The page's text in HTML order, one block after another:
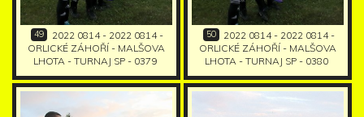
49
2022 0814 - 2022 0814 -
ORLICKÉ ZÁHOŘÍ - MALŠOVA
LHOTA - TURNAJ SP - 0379
50
2022 0814 - 2022 0814 -
ORLICKÉ ZÁHOŘÍ - MALŠOVA
LHOTA - TURNAJ SP - 0380